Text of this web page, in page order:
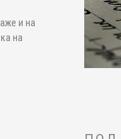
и на
на